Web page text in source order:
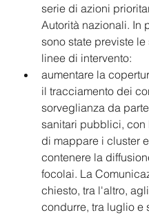
serie di azioni
Autorità nazionali. In
sono state previste le
linee di intervento:
aumentare la
il tracciamento dei
sorveglianza da
sanitari pubblici, con
di mappare i cluster e
contenere la
focolai. La
chiesto, tra l'altro,
condurre, tra luglio e